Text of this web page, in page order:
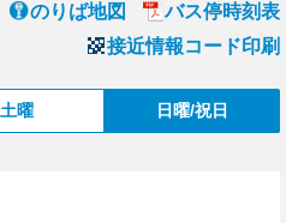
のりば地図
バス停時刻表
接近情報コード印刷
土曜 日曜/祝日